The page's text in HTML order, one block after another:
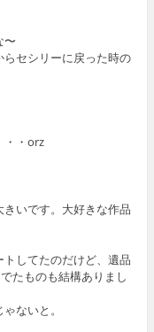
〜
セシリーに戻った時の
・・orz
いです。大好きな作品
してたのだけど、遺品
たものも結構ありまし
ないと。